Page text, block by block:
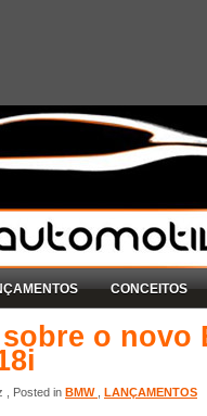
CONCEITOS
o novo
, Posted in BMW LANÇAMENTOS